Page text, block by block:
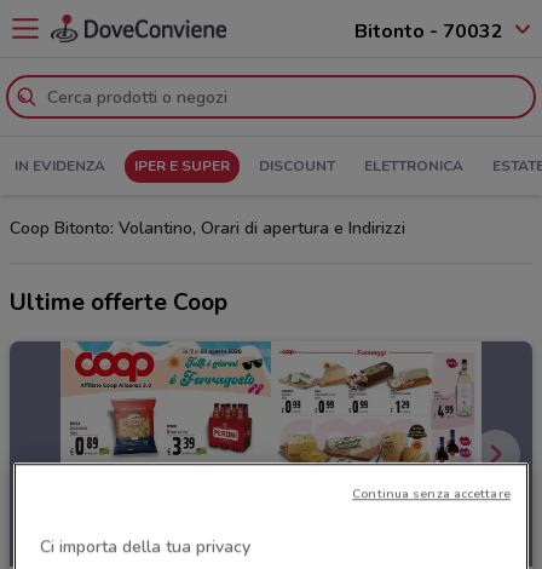
Bitonto - 70032
IN EVIDENZA IPER E SUPER DISCOUNT ELETTRONICA
Coop Bitonto: Volantino, Orari di apertura e Indirizzi
Ultime offerte Coop
Ci importa della tua privacy
Continua senza accettare